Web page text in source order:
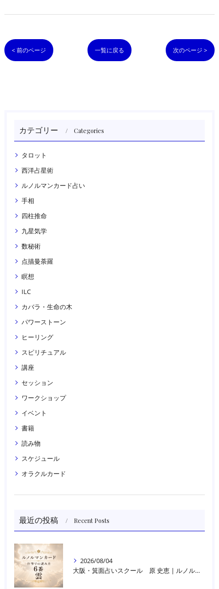
< 前のページ 一覧に戻る 次のページ >
カテゴリー Categories
タロット
西洋占星術
ルノルマンカード占い
手相
四柱推命
九星気学
数秘術
点描曼荼羅
瞑想
ILC
カバラ・生命の木
パワーストーン
ヒーリング
スピリチュアル
講座
セッション
ワークショップ
イベント
書籍
読み物
スケジュール
オラクルカード
最近の投稿 Recent Posts
2026/08/04
大阪・箕面占いスクール 原 史恵 | ルノルマンカード読み方のコツ「雲」 仕事をテーマに占った場合